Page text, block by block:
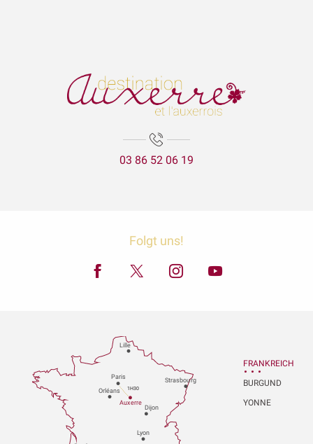
03 86 52 06 19
Folgt uns!
Paris
Dijon
Orléans
Lyon
Auxerre
Strasbourg
Lille
1H30
FRANKREICH
BURGUND
YONNE